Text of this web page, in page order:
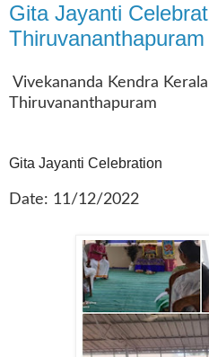
Gita Jayanti
Thiruvananthapuram
Vivekananda Kendra
Thiruvananthapuram
Gita Jayanti Celebration
Date: 11/12/2022